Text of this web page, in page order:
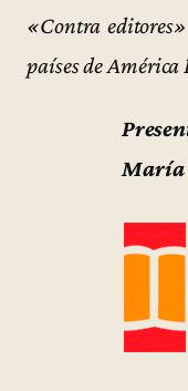
«Contra
países de
María